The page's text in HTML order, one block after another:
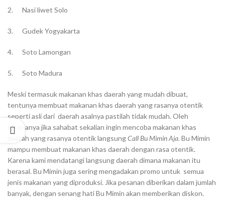
2. Nasi liwet Solo
3. Gudek Yogyakarta
4. Soto Lamongan
5. Soto Madura
Meski termasuk makanan khas daerah yang mudah dibuat,
tentunya membuat makanan khas daerah yang rasanya otentik
seperti asli dari daerah asalnya pastilah tidak mudah. Oleh
karenanya jika sahabat sekalian ingin mencoba makanan khas
daerah yang rasanya otentik langsungCall Bu Mimin Aja. Bu Mimin
mampu membuat makanan khas daerah dengan rasa otentik.
Karena kami mendatangi langsung daerah dimana makanan itu
berasal. Bu Mimin juga sering mengadakan promo untuk semua
jenis makanan yang diproduksi. Jika pesanan diberikan dalam jumlah
banyak, dengan senang hati Bu Mimin akan memberikan diskon.